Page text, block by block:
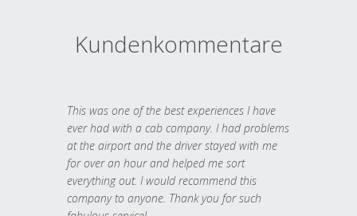
Kundenkommentare
This was one of the best experiences I have
ever had with a cab company. I had problems
at the airport and the driver stayed with me
for over an hour and helped me sort
everything out. I would recommend this
company to anyone. Thank you for such